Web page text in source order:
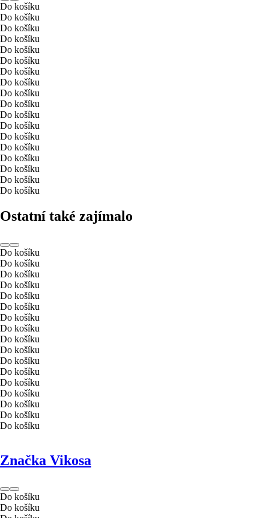
Do košíku
Do košíku
Do košíku
Do košíku
Do košíku
Do košíku
Do košíku
Do košíku
Do košíku
Do košíku
Do košíku
Do košíku
Do košíku
Do košíku
Do košíku
Do košíku
Do košíku
Do košíku
Ostatní také zajímalo
Do košíku
Do košíku
Do košíku
Do košíku
Do košíku
Do košíku
Do košíku
Do košíku
Do košíku
Do košíku
Do košíku
Do košíku
Do košíku
Do košíku
Do košíku
Do košíku
Do košíku
Značka Vikosa
Do košíku
Do košíku